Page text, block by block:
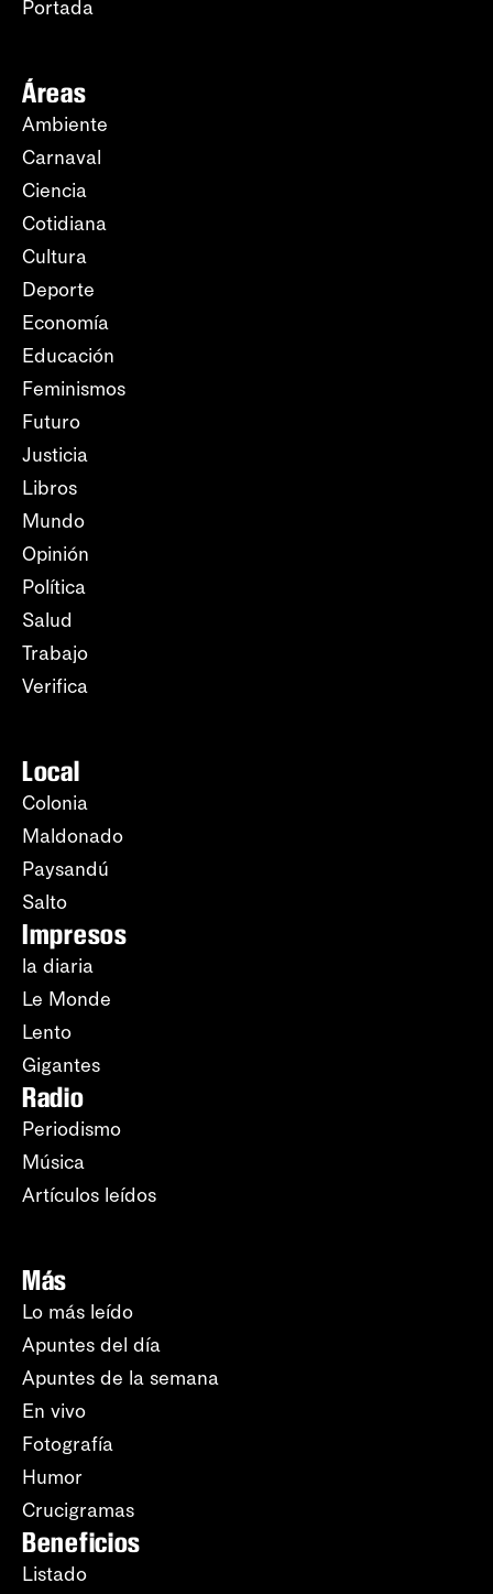
Portada
Áreas
Ambiente
Carnaval
Ciencia
Cotidiana
Cultura
Deporte
Economía
Educación
Feminismos
Futuro
Justicia
Libros
Mundo
Opinión
Política
Salud
Trabajo
Verifica
Local
Colonia
Maldonado
Paysandú
Salto
Impresos
la diaria
Le Monde
Lento
Gigantes
Radio
Periodismo
Música
Artículos leídos
Más
Lo más leído
Apuntes del día
Apuntes de la semana
En vivo
Fotografía
Humor
Crucigramas
Beneficios
Listado